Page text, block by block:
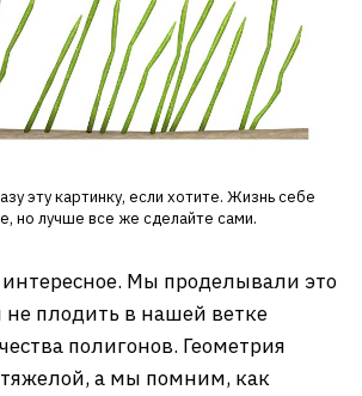
эту картинку, если хотите. Жизнь себе
но лучше все же сделайте сами.
интересное. Мы проделывали это
не плодить в нашей ветке
полигонов. Геометрия
а мы помним, как